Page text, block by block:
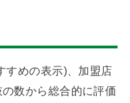
すめの表示)、加盟店
数から総合的に評価